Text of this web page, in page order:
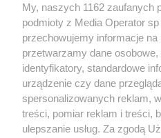
Wydawca mediówlokalnych
Nie zapomnij
zapoznać się z:
polityką prywatności
Twojemiasto
My, naszych 1162 zaufanych
podmioty z Media Operator
przechowujemy informacje na
przetwarzamy dane
identyfikatory, standardowe
urządzenie czy dane
spersonalizowanych reklam,
treści, pomiar reklam i treści,
ulepszanie usług. Za zgodą